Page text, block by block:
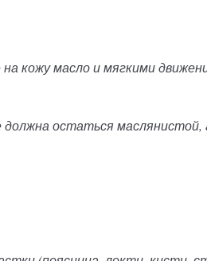
кожу масло и мягкими
остаться маслянистой,